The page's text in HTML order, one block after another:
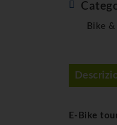
Bike
E-Bike